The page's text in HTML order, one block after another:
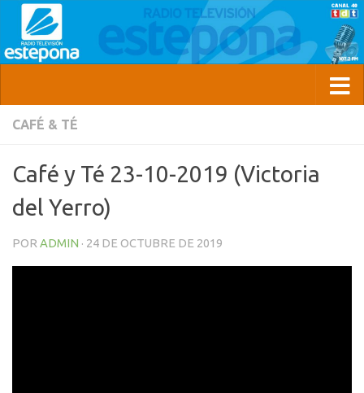
CAFÉ & TÉ
Café y Té 23-10-2019 (Victoria
del Yerro)
POR ADMIN · 24 DE OCTUBRE DE 2019